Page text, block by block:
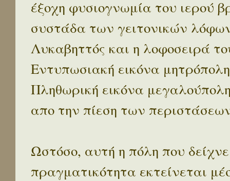
έξοχη φυσιογνωμία του ιερού
συστάδα των γειτονικών
Λυκαβηττός και η λοφοσειρά
Εντυπωσιακή εικόνα
Πληθωρική εικόνα
απο την πίεση των
Ωστόσο, αυτή η πόλη που
πραγματικότητα εκτείνεται